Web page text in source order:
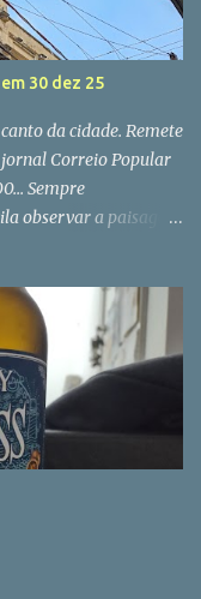
30 dez 25
da cidade. Remete
jornal Correio Popular
Sempre
observar a paisagem
rua Outra Tudo que é
Observem o nobre
o responsável por